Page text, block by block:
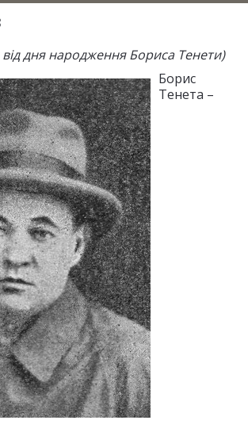
дня народження Бориса Тенети)
Борис
Тенета –